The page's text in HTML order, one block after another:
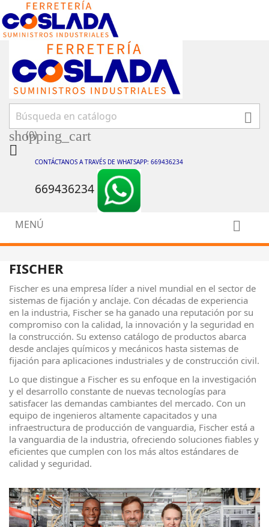

shopping_cart
(0)

CONTÁCTANOS A TRAVÉS DE WHATSAPP: 669436234
669436234
MENÚ 
FISCHER
Fischer es una empresa líder a nivel mundial en el sector de
sistemas de fijación y anclaje. Con décadas de experiencia
en la industria, Fischer se ha ganado una reputación por su
compromiso con la calidad, la innovación y la seguridad en
la construcción. Su extenso catálogo de productos abarca
desde anclajes químicos y mecánicos hasta sistemas de
fijación para aplicaciones industriales y de construcción civil.
Lo que distingue a Fischer es su enfoque en la investigación
y el desarrollo constante de nuevas tecnologías para
satisfacer las demandas cambiantes del mercado. Con un
equipo de ingenieros altamente capacitados y una
infraestructura de producción de vanguardia, Fischer está a
la vanguardia de la industria, ofreciendo soluciones fiables y
eficientes que cumplen con los más altos estándares de
calidad y seguridad.